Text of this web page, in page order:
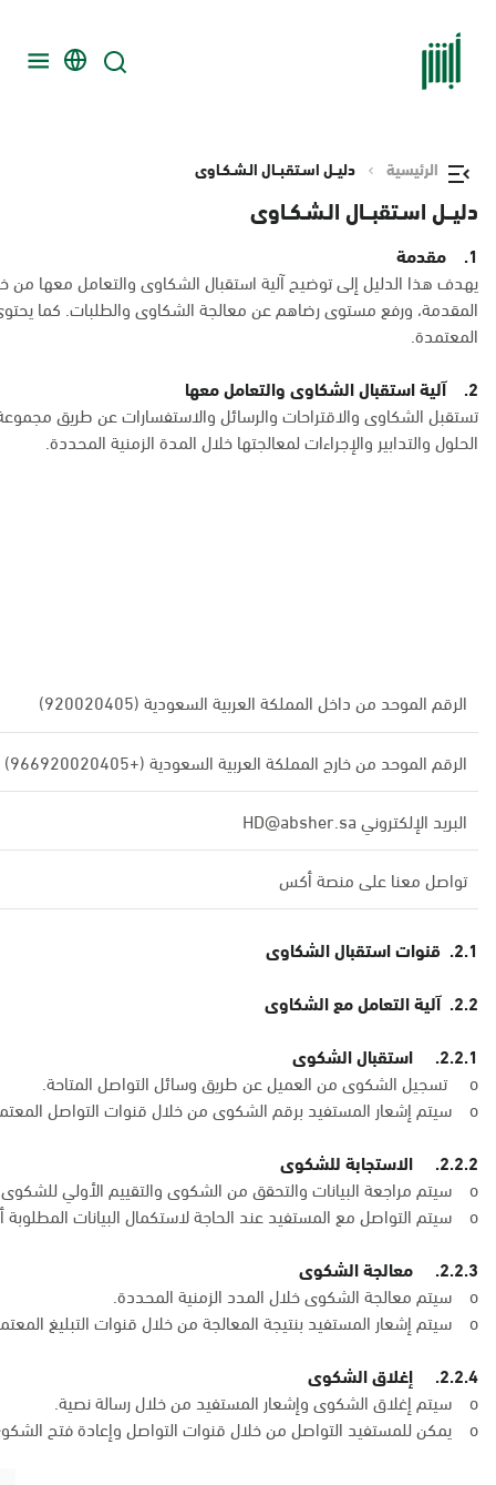
الرئيسية دليــل اسـتقبــال الـشـكـاوى
دليــل اسـتقبــال الـشـكـاوى
1. مقدمة
يهدف هذا الدليل إلى توضيح آلية استقبال الشكاوى والتعامل معها
المقدمة، ورفع مستوى رضاهم عن معالجة الشكاوى والطلبات. كما
المعتمدة.
2. آلية استقبال الشكاوى والتعامل معها
تستقبل الشكاوى والاقتراحات والرسائل والاستفسارات عن طريق
الحلول والتدابير والإجراءات لمعالجتها خلال المدة الزمنية المحددة.
الرقم الموحد من داخل المملكة العربية السعودية (920020405)
الرقم الموحد من خارج المملكة العربية السعودية (+966920020405)
البريد الإلكتروني HD@absher.sa
تواصل معنا على منصة أكس
2.1. قنوات استقبال الشكاوى
2.2. آلية التعامل مع الشكاوى
2.2.1. استقبال الشكوى
o تسجيل الشكوى من العميل عن طريق وسائل التواصل المتاحة.
o سيتم إشعار المستفيد برقم الشكوى من خلال قنوات التواصل المعتمدة في المنصة.
2.2.2. الاستجابة للشكوى
o سيتم مراجعة البيانات والتحقق من الشكوى والتقييم الأولي للشكوى.
o سيتم التواصل مع المستفيد عند الحاجة لاستكمال البيانات المطلوبة أو التحقق من بعضها.
2.2.3. معالجة الشكوى
o سيتم معالجة الشكوى خلال المدد الزمنية المحددة.
o سيتم إشعار المستفيد بنتيجة المعالجة من خلال قنوات التبليغ المعتمدة في المنصة.
2.2.4. إغلاق الشكوى
o سيتم إغلاق الشكوى وإشعار المستفيد من خلال رسالة نصية.
o يمكن للمستفيد التواصل من خلال قنوات التواصل وإعادة فتح الشكوى خلال 3 أيام عمل من تعلقي إشعار معالجة الشكوى.